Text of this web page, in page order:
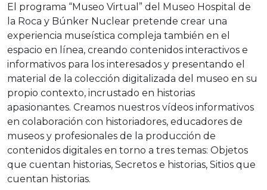
El programa “Museo Virtual” del Museo Hospital de
la Roca y Búnker Nuclear pretende crear una
experiencia museística compleja también en el
espacio en línea, creando contenidos interactivos e
informativos para los interesados y presentando el
material de la colección digitalizada del museo en su
propio contexto, incrustado en historias
apasionantes. Creamos nuestros vídeos informativos
en colaboración con historiadores, educadores de
museos y profesionales de la producción de
contenidos digitales en torno a tres temas: Objetos
que cuentan historias, Secretos e historias, Sitios que
cuentan historias.